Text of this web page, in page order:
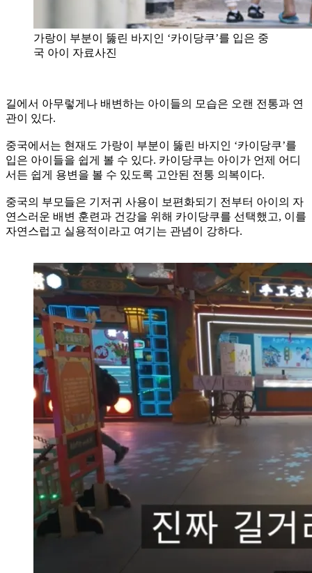
가랑이 부분이 뚫린 바지인 ‘카이당쿠’를 입은 중
국 아이 자료사진
길에서 아무렇게나 배변하는 아이들의 모습은 오랜 전통과 연
관이 있다.
중국에서는 현재도 가랑이 부분이 뚫린 바지인 ‘카이당쿠’를
입은 아이들을 쉽게 볼 수 있다. 카이당쿠는 아이가 언제 어디
서든 쉽게 용변을 볼 수 있도록 고안된 전통 의복이다.
중국의 부모들은 기저귀 사용이 보편화되기 전부터 아이의 자
연스러운 배변 훈련과 건강을 위해 카이당쿠를 선택했고, 이를
자연스럽고 실용적이라고 여기는 관념이 강하다.